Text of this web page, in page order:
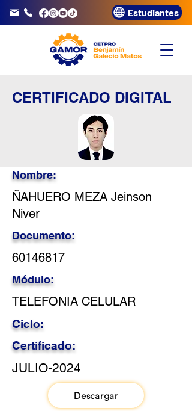
3320072 Estudiantes
CERTIFICADO DIGITAL
Nombre:
ÑAHUERO MEZA Jeinson
Niver
Documento:
60146817
Módulo:
TELEFONIA CELULAR
Ciclo:
Certificado:
JULIO-2024
Descargar